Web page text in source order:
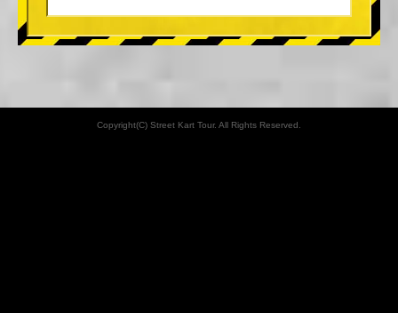
Copyright(C) Street Kart Tour. All Rights Reserved.